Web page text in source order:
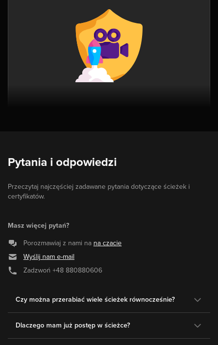
Pytania i odpowiedzi
Przeczytaj najczęściej zadawane pytania dotyczące ścieżek i
certyfikatów.
Masz więcej pytań?
Porozmawiaj z nami na na czacie
Wyślij nam e-mail
Zadzwoń +48 880880606
Czy można przerabiać wiele ścieżek równocześnie?
Dlaczego mam już postęp w ścieżce?